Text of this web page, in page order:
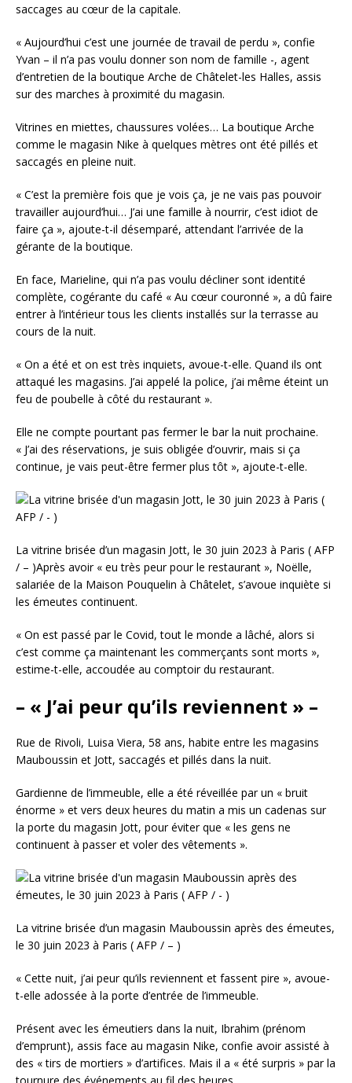
saccages au cœur de la capitale.
« Aujourd’hui c’est une journée de travail de perdu », confie
Yvan – il n’a pas voulu donner son nom de famille -, agent
d’entretien de la boutique Arche de Châtelet-les Halles, assis
sur des marches à proximité du magasin.
Vitrines en miettes, chaussures volées… La boutique Arche
comme le magasin Nike à quelques mètres ont été pillés et
saccagés en pleine nuit.
« C’est la première fois que je vois ça, je ne vais pas pouvoir
travailler aujourd’hui… J’ai une famille à nourrir, c’est idiot de
faire ça », ajoute-t-il désemparé, attendant l’arrivée de la
gérante de la boutique.
En face, Marieline, qui n’a pas voulu décliner sont identité
complète, cogérante du café « Au cœur couronné », a dû faire
entrer à l’intérieur tous les clients installés sur la terrasse au
cours de la nuit.
« On a été et on est très inquiets, avoue-t-elle. Quand ils ont
attaqué les magasins. J’ai appelé la police, j’ai même éteint un
feu de poubelle à côté du restaurant ».
Elle ne compte pourtant pas fermer le bar la nuit prochaine.
« J’ai des réservations, je suis obligée d’ouvrir, mais si ça
continue, je vais peut-être fermer plus tôt », ajoute-t-elle.
La vitrine brisée d’un magasin Jott, le 30 juin 2023 à Paris ( AFP
/ – )Après avoir « eu très peur pour le restaurant », Noëlle,
salariée de la Maison Pouquelin à Châtelet, s’avoue inquiète si
les émeutes continuent.
« On est passé par le Covid, tout le monde a lâché, alors si
c’est comme ça maintenant les commerçants sont morts »,
estime-t-elle, accoudée au comptoir du restaurant.
– « J’ai peur qu’ils reviennent » –
Rue de Rivoli, Luisa Viera, 58 ans, habite entre les magasins
Mauboussin et Jott, saccagés et pillés dans la nuit.
Gardienne de l’immeuble, elle a été réveillée par un « bruit
énorme » et vers deux heures du matin a mis un cadenas sur
la porte du magasin Jott, pour éviter que « les gens ne
continuent à passer et voler des vêtements ».
La vitrine brisée d’un magasin Mauboussin après des émeutes,
le 30 juin 2023 à Paris ( AFP / – )
« Cette nuit, j’ai peur qu’ils reviennent et fassent pire », avoue-
t-elle adossée à la porte d’entrée de l’immeuble.
Présent avec les émeutiers dans la nuit, Ibrahim (prénom
d’emprunt), assis face au magasin Nike, confie avoir assisté à
des « tirs de mortiers » d’artifices. Mais il a « été surpris » par la
tournure des événements au fil des heures.